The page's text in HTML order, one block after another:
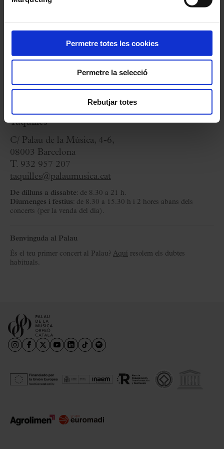
Permetre totes les cookies
Permetre la selecció
Rebutjar totes
L'Hivernacle
Fundació Orfeó Català-Palau de la
Música
Durada: 60 minuts(aprox)- Sense pausa
Taquilles
C/ Palau de la Música, 4-6,
08003 Barcelona
T. 932 957 207
taquilles@palaumusica.cat
De dilluns a dissabte: de 8.30 a 21 h.
Diumenges i festius: de 8.30 a 15.30 h i 2 hores abans dels
concerts (per la venda del dia).
Benvinguda al Palau
És el teu primer concert al Palau? Aquí resolem els dubtes
habituals.